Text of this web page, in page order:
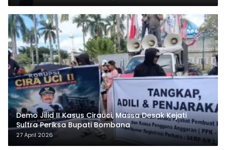
Demo Jilid II Kasus Cirauci, Massa Desak Kejati
Sultra Periksa Bupati Bombana
27 April 2026